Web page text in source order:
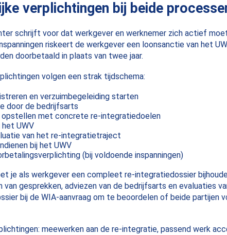
verplichtingen bij beide
schrijft voor dat werkgever en werknemer zich actief
riskeert de werkgever een loonsanctie van het
doorbetaald in plaats van twee jaar.
volgen een strak tijdschema:
en verzuimbegeleiding starten
door de bedrijfsarts
opstellen met concrete re-integratiedoelen
UWV
van het re-integratietraject
bij het UWV
(bij voldoende inspanningen)
je als werkgever een compleet re-integratiedossier
gesprekken, adviezen van de bedrijfsarts en evaluaties
bij de WIA-aanvraag om te beoordelen of beide partijen
meewerken aan de re-integratie, passend werk